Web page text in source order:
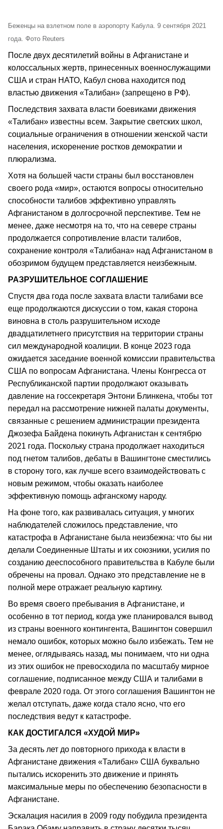
Беженцы на взлетном поле в аэропорту Кабула. 9 сентября 2021
года. Фото Reuters
После двух десятилетий войны в Афганистане и
колоссальных жертв, принесенных военнослужащими
США и стран НАТО, Кабул снова находится под
властью движения «Талибан» (запрещено в РФ).
Последствия захвата власти боевиками движения
«Талибан» известны всем. Закрытие светских школ,
социальные ограничения в отношении женской части
населения, искоренение ростков демократии и
плюрализма.
Хотя на большей части страны был восстановлен
своего рода «мир», остаются вопросы относительно
способности талибов эффективно управлять
Афганистаном в долгосрочной перспективе. Тем не
менее, даже несмотря на то, что на севере страны
продолжается сопротивление власти талибов,
сохранение контроля «Талибана» над Афганистаном в
обозримом будущем представляется неизбежным.
РАЗРУШИТЕЛЬНОЕ СОГЛАШЕНИЕ
Спустя два года после захвата власти талибами все
еще продолжаются дискуссии о том, какая сторона
виновна в столь разрушительном исходе
двадцатилетнего присутствия на территории страны
сил международной коалиции. В конце 2023 года
ожидается заседание военной комиссии правительства
США по вопросам Афганистана. Члены Конгресса от
Республиканской партии продолжают оказывать
давление на госсекретаря Энтони Блинкена, чтобы тот
передал на рассмотрение нижней палаты документы,
связанные с решением администрации президента
Джозефа Байдена покинуть Афганистан к сентябрю
2021 года. Поскольку страна продолжает находиться
под гнетом талибов, дебаты в Вашингтоне сместились
в сторону того, как лучше всего взаимодействовать с
новым режимом, чтобы оказать наиболее
эффективную помощь афганскому народу.
На фоне того, как развивалась ситуация, у многих
наблюдателей сложилось представление, что
катастрофа в Афганистане была неизбежна: что бы ни
делали Соединенные Штаты и их союзники, усилия по
созданию дееспособного правительства в Кабуле были
обречены на провал. Однако это представление не в
полной мере отражает реальную картину.
Во время своего пребывания в Афганистане, и
особенно в тот период, когда уже планировался вывод
из страны военного контингента, Вашингтон совершил
немало ошибок, которых можно было избежать. Тем не
менее, оглядываясь назад, мы понимаем, что ни одна
из этих ошибок не превосходила по масштабу мирное
соглашение, подписанное между США и талибами в
феврале 2020 года. От этого соглашения Вашингтон не
желал отступать, даже когда стало ясно, что его
последствия ведут к катастрофе.
КАК ДОСТИГАЛСЯ «ХУДОЙ МИР»
За десять лет до повторного прихода к власти в
Афганистане движения «Талибан» США буквально
пытались искоренить это движение и принять
максимальные меры по обеспечению безопасности в
Афганистане.
Эскалация насилия в 2009 году побудила президента